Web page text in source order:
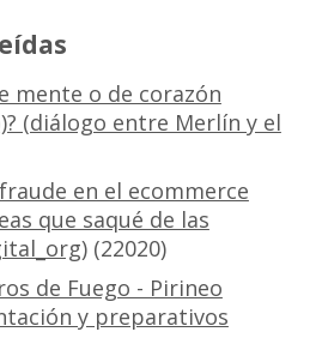
mente o de corazón
(diálogo entre Merlín y el
en el ecommerce
que saqué de las
(22020)
de Fuego - Pirineo
y preparativos